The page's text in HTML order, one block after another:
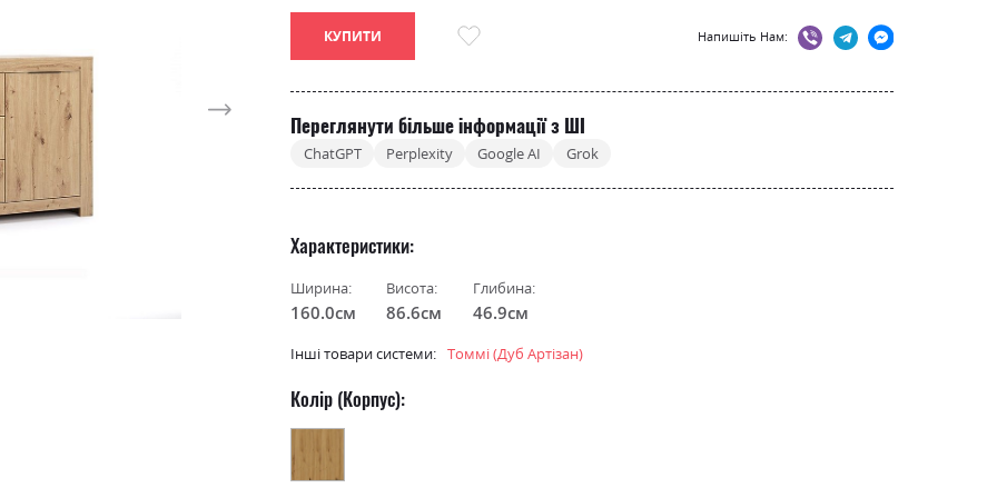
КУПИТИ Напишіть Нам:
Переглянути більше інформації з ШІ
ChatGPT Perplexity Google AI Grok
Характеристики
Ширина:
160.0см
Висота:
86.6см
Глибина:
46.9см
Інші товари системи: Томмі (Дуб Артізан)
Колір (Корпус):